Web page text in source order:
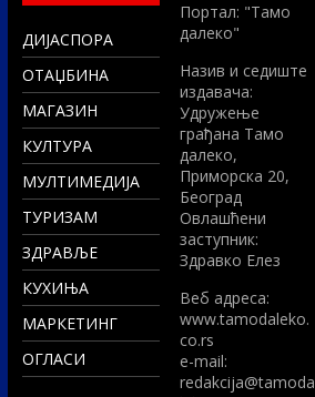
ДИЈАСПОРА
ОТАЏБИНА
МАГАЗИН
КУЛТУРА
МУЛТИМЕДИЈА
ТУРИЗАМ
ЗДРАВЉЕ
КУХИЊА
МАРКЕТИНГ
ОГЛАСИ
Портал: "Тамо
далеко"
Назив и седиште
издавача:
Удружење
грађана Тамо
далеко,
Приморска 20,
Београд
Овлашћени
заступник:
Здравко Елез
Вeб адреса:
www.tamodaleko.
co.rs
e-mail:
redakcija@tamoda